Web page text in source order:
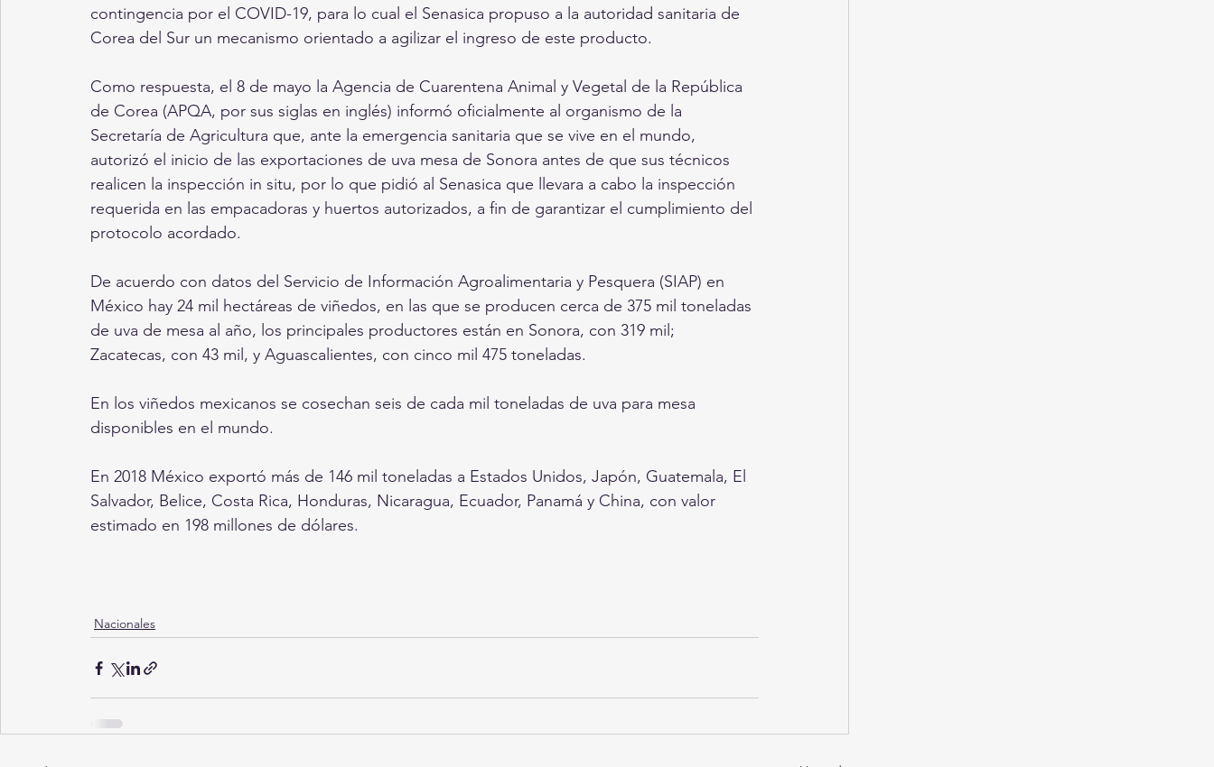
contingencia por el COVID-19, para lo cual el Senasica propuso a la autoridad sanitaria de
Corea del Sur un mecanismo orientado a agilizar el ingreso de este producto.
Como respuesta, el 8 de mayo la Agencia de Cuarentena Animal y Vegetal de la República
de Corea (APQA, por sus siglas en inglés) informó oficialmente al organismo de la
Secretaría de Agricultura que, ante la emergencia sanitaria que se vive en el mundo,
autorizó el inicio de las exportaciones de uva mesa de Sonora antes de que sus técnicos
realicen la inspección in situ, por lo que pidió al Senasica que llevara a cabo la inspección
requerida en las empacadoras y huertos autorizados, a fin de garantizar el cumplimiento del
protocolo acordado.
De acuerdo con datos del Servicio de Información Agroalimentaria y Pesquera (SIAP) en
México hay 24 mil hectáreas de viñedos, en las que se producen cerca de 375 mil toneladas
de uva de mesa al año, los principales productores están en Sonora, con 319 mil;
Zacatecas, con 43 mil, y Aguascalientes, con cinco mil 475 toneladas.
En los viñedos mexicanos se cosechan seis de cada mil toneladas de uva para mesa
disponibles en el mundo.
En 2018 México exportó más de 146 mil toneladas a Estados Unidos, Japón, Guatemala, El
Salvador, Belice, Costa Rica, Honduras, Nicaragua, Ecuador, Panamá y China, con valor
estimado en 198 millones de dólares.
Nacionales